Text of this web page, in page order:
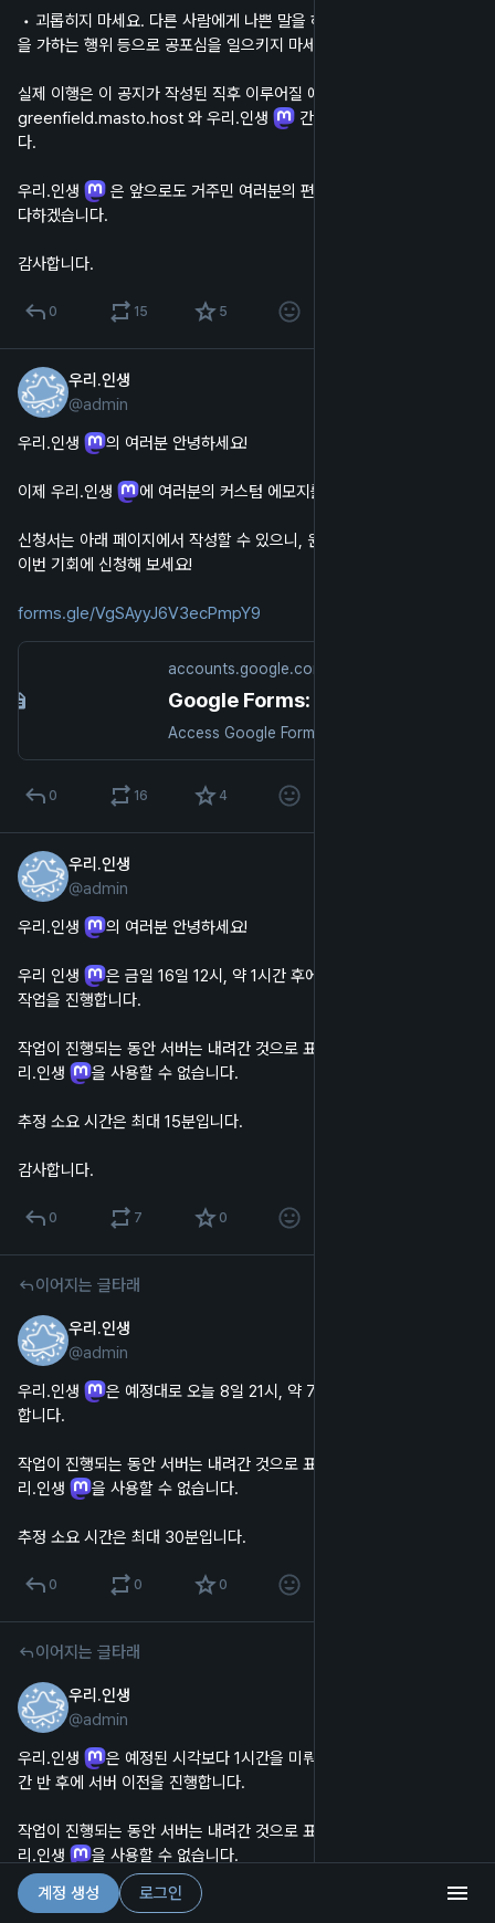
을 가하는 행위 등으로 공포심을 일으키지 마세요.
실제 이행은 이 공지가 작성된 직후 이루어질 예정이며, 이로 인해
greenfield.masto.host 와 우리.인생
간의 연락이 불가능해집니
다.
우리.인생
은 앞으로도 거주민 여러분의 편안한 인생을 위해 최선을
다하겠습니다.
감사합니다.
0 15 5
우리.인생
@admin
우리.인생
의 여러분 안녕하세요!
이제 우리.인생 에 여러분의 커스텀 에모지를 신청할 수 있게 됐어요.
신청서는 아래 페이지에서 작성할 수 있으니, 원하는 에모지가 있었다면
이번 기회에 신청해 보세요!
forms.gle/VgSAyyJ6V3ecPmpY9
accounts.google.com
Google Forms: Sign-in
0 16 4
우리.인생
@admin
우리.인생
의 여러분 안녕하세요!
우리 인생
은 금일 16일 12시, 약 1시간 후에 서버 소프트웨어 관리
작업을 진행합니다.
작업이 진행되는 동안 서버는 내려간 것으로 표시되며, 웹 및 앱에서 우
리.인생
을 사용할 수 없습니다.
추정 소요 시간은 최대 15분입니다.
감사합니다.
0 7 0
이어지는 글타래
우리.인생
@admin
우리.인생
은 예정대로 오늘 8일 21시, 약 7분 후에 서버 이전을 진행
합니다.
작업이 진행되는 동안 서버는 내려간 것으로 표시되며, 웹 및 앱에서 우
리.인생
을 사용할 수 없습니다.
추정 소요 시간은 최대 30분입니다.
0 0 0
이어지는 글타래
우리.인생
@admin
우리.인생
은 예정된 시각보다 1시간을 미뤄, 금일 8일 21시, 약 1시
간 반 후에 서버 이전을 진행합니다.
작업이 진행되는 동안 서버는 내려간 것으로 표시되며, 웹 및 앱에서 우
리.인생
을 사용할 수 없습니다.
추정 소요 시간은 최대 30분입니다.
계정 생성 로그인